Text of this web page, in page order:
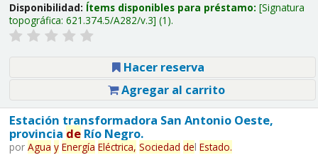
Disponibilidad: Ítems disponibles para préstamo: Signatura
topográfica: 621.374.5/A282/v.3 (1).
Hacer reserva
Agregar al carrito
Estación transformadora San Antonio Oeste,
provincia deRío Negro.
por Agua y Energía Eléctrica, Sociedad del Estado.